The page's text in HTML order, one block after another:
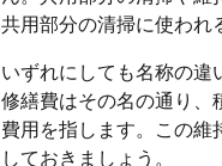
共用部分の清掃に使われ
いずれにしても名称の違
修繕費はその名の通り、
費用を指します。この維
しておきましょう。